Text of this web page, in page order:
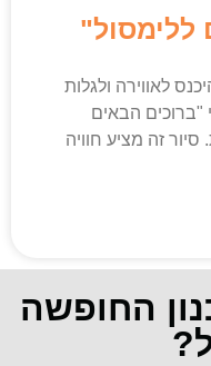
ללימסול"
לאווירה ולגלות
"ברוכים הבאים
זה מציע חוויה
החופשה